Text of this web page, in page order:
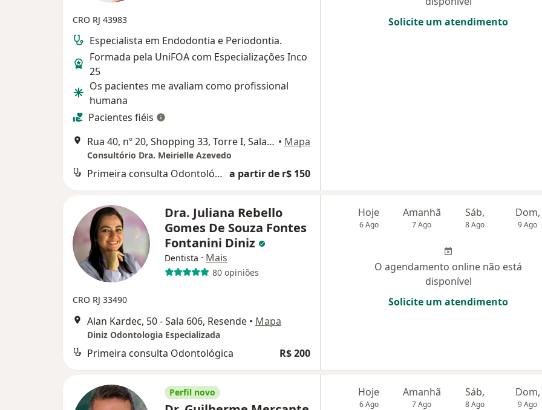
CRO RJ 43983
Especialista em Endodontia e Periodontia.
Formada pela UniFOA com Especializações Inco
25
Os pacientes me avaliam como profissional
humana
Pacientes fiéis
Rua 40, nº 20, Shopping 33, Torre I, Sala 208, Volta Redonda • Mapa
Consultório Dra. Meirielle Azevedo
Primeira consulta Odontológica a partir de r$ 150
Solicite um atendimento
Dra. Juliana Rebello
Gomes De Souza Fontes
Fontanini Diniz
Dentista · Mais
80 opiniões
CRO RJ 33490
Alan Kardec, 50 - Sala 606, Resende • Mapa
Diniz Odontologia Especializada
Primeira consulta Odontológica R$ 200
Hoje
6 Ago
Amanhã
7 Ago
Sáb,
8 Ago
Dom,
9 Ago
O agendamento online não está
disponível
Solicite um atendimento
Perfil novo Hoje
6 Ago
Amanhã
7 Ago
Sáb,
8 Ago
Dom,
9 Ago